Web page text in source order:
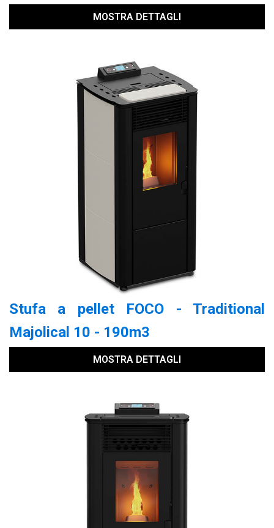
MOSTRA DETTAGLI
Stufa a pellet FOCO - Traditional
Majolical 10 - 190m3
MOSTRA DETTAGLI